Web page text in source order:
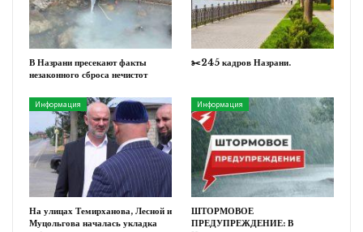
В Назрани пресекают факты
незаконного сброса нечистот
✂️245 кадров Назрани.
Информация
На улицах Темирханова, Лесной и
Муцольгова началась укладка
Информация
ШТОРМОВОЕ
ПРЕДУПРЕЖДЕНИЕ: В